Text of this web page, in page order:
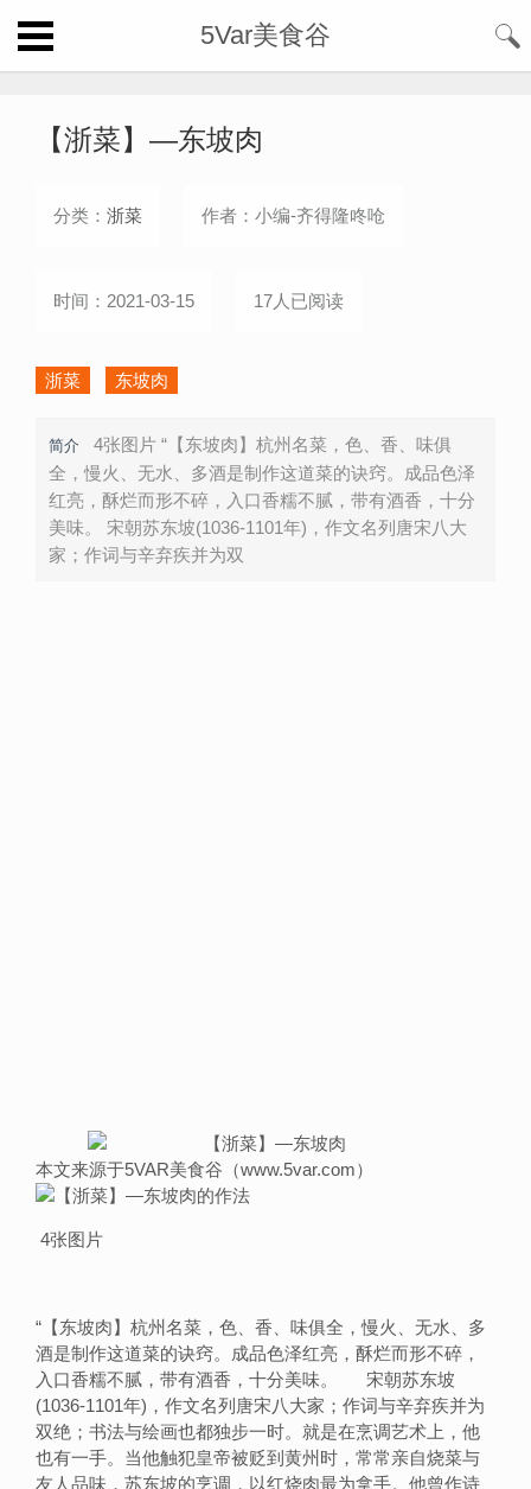
5Var美食谷
【浙菜】—东坡肉
分类： 浙菜 作者：小编-齐得隆咚呛
时间：2021-03-15 17人已阅读
浙菜 东坡肉
简介
4张图片 “【东坡肉】杭州名菜，色、香、味俱
全，慢火、无水、多酒是制作这道菜的诀窍。成品色泽
红亮，酥烂而形不碎，入口香糯不腻，带有酒香，十分
美味。 宋朝苏东坡(1036-1101年)，作文名列唐宋八大
家；作词与辛弃疾并为双
本文来源于5VAR美食谷（www.5var.com）
4张图片
“ 【东坡肉】杭州名菜，色、香、味俱全，慢火、无水、多
酒是制作这道菜的诀窍。成品色泽红亮，酥烂而形不碎，
入口香糯不腻，带有酒香，十分美味。 宋朝苏东坡
(1036-1101年)，作文名列唐宋八大家；作词与辛弃疾并为
双绝；书法与绘画也都独步一时。就是在烹调艺术上，他
也有一手。当他触犯皇帝被贬到黄州时，常常亲自烧菜与
友人品味，苏东坡的烹调，以红烧肉最为拿手。他曾作诗